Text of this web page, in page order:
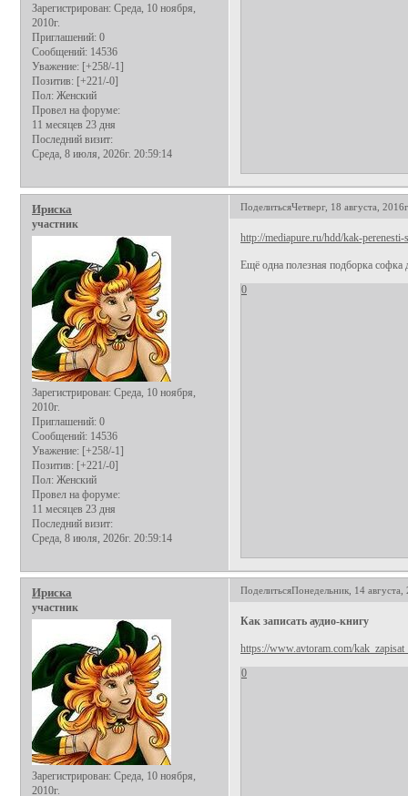
Зарегистрирован: Среда, 10 ноября,
2010г.
Приглашений: 0
Сообщений: 14536
Уважение: [+258/-1]
Позитив: [+221/-0]
Пол: Женский
Провел на форуме:
11 месяцев 23 дня
Последний визит:
Среда, 8 июля, 2026г. 20:59:14
ПоделитьсяЧетверг, 18 августа,
Ириска
участник
Зарегистрирован: Среда, 10 ноября,
2010г.
Приглашений: 0
Сообщений: 14536
Уважение: [+258/-1]
Позитив: [+221/-0]
Пол: Женский
Провел на форуме:
11 месяцев 23 дня
Последний визит:
Среда, 8 июля, 2026г. 20:59:14
http://mediapure.ru/hdd/kak-
Ещё одна полезная подборка софка
0
ПоделитьсяПонедельник, 14
Ириска
участник
Зарегистрирован: Среда, 10 ноября,
2010г.
Как записать аудио-книгу
https://www.avtoram.com/
0